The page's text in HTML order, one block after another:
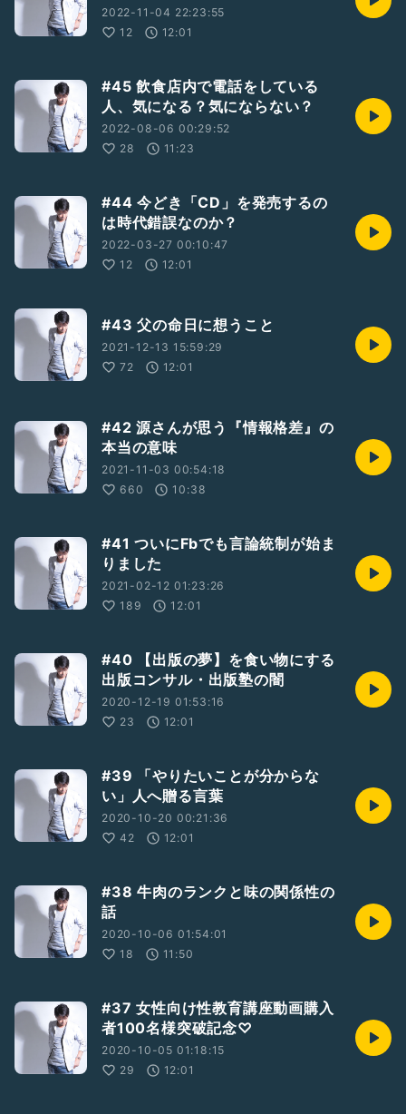
2022-11-04 22:23:55
12
12:01
#45 飲食店内で電話をしている
人、気になる？気にならない？
2022-08-06 00:29:52
28
11:23
#44 今どき「CD」を発売するの
は時代錯誤なのか？
2022-03-27 00:10:47
12
12:01
#43 父の命日に想うこと
2021-12-13 15:59:29
72
12:01
#42 源さんが思う『情報格差』の
本当の意味
2021-11-03 00:54:18
660
10:38
#41 ついにFbでも言論統制が始ま
りました
2021-02-12 01:23:26
189
12:01
#40 【出版の夢】を食い物にする
出版コンサル・出版塾の闇
2020-12-19 01:53:16
23
12:01
#39 「やりたいことが分からな
い」人へ贈る言葉
2020-10-20 00:21:36
42
12:01
#38 牛肉のランクと味の関係性の
話
2020-10-06 01:54:01
18
11:50
#37 女性向け性教育講座動画購入
者100名様突破記念♡
2020-10-05 01:18:15
29
12:01